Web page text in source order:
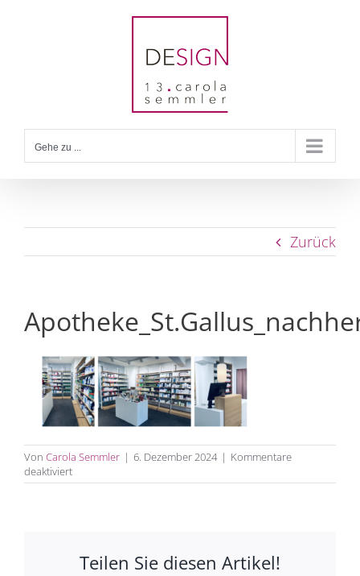
Gehe zu ...
Zurück
Von Carola Semmler | 6. Dezember 2024 | Kommentare
deaktiviertfür
Apotheke_St.Gallus_nachher
Teilen Sie diesen Artikel!